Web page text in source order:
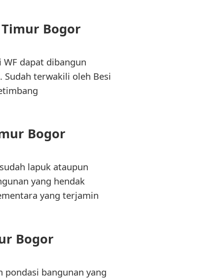
Bogor
dapat dibangun
terwakili oleh Besi
Bogor
lapuk ataupun
yang hendak
yang terjamin
Bogor
pondasi bangunan yang